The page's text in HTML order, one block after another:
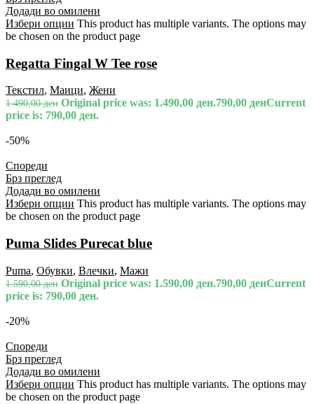
Додади во омилени
Избери опции This product has multiple variants. The options may
be chosen on the product page
Regatta Fingal W Tee rose
Текстил, Маици, Жени
1.490,00ден Original price was: 1.490,00 ден.790,00 денCurrent
price is: 790,00 ден.
-50%
Спореди
Брз преглед
Додади во омилени
Избери опции This product has multiple variants. The options may
be chosen on the product page
Puma Slides Purecat blue
Puma, Обувки, Влечки, Мажи
1.590,00ден Original price was: 1.590,00 ден.790,00 денCurrent
price is: 790,00 ден.
-20%
Спореди
Брз преглед
Додади во омилени
Избери опции This product has multiple variants. The options may
be chosen on the product page